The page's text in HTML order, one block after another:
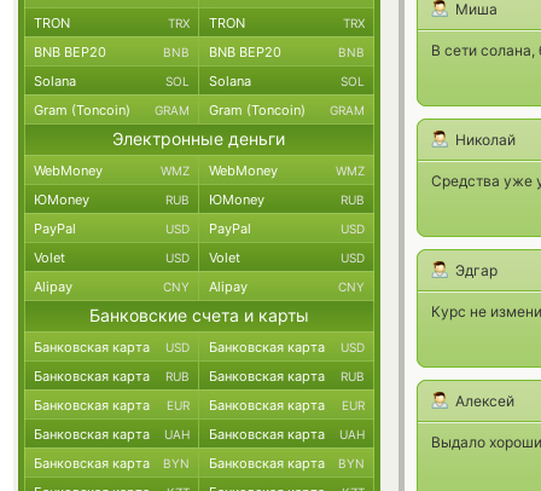
Миша
В сети
Николай
Средства уже
Эдгар
Курс не
Алексей
Выдало
TRON TRX TRON TRX
BNB BEP20 BNB BNB BEP20 BNB
Solana SOL Solana SOL
Gram (Toncoin) GRAM Gram (Toncoin) GRAM
Электронные деньги
WebMoney WMZ WebMoney WMZ
ЮMoney RUB ЮMoney RUB
PayPal USD PayPal USD
Volet USD Volet USD
Alipay CNY Alipay CNY
Банковские счета и карты
Банковская карта USD Банковская карта USD
Банковская карта RUB Банковская карта RUB
Банковская карта EUR Банковская карта EUR
Банковская карта UAH Банковская карта UAH
Банковская карта BYN Банковская карта BYN